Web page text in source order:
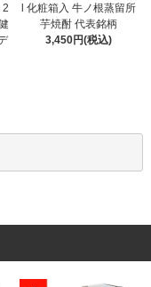
2
l 化粧箱入 牛ノ根蒸留所
芋焼酎 代表銘柄
3,450円(税込)